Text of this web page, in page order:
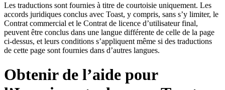
Les traductions sont fournies à titre de courtoisie uniquement. Les
accords juridiques conclus avec Toast, y compris, sans s’y limiter, le
Contrat commercial et le Contrat de licence d’utilisateur final,
peuvent être conclus dans une langue différente de celle de la page
ci-dessus, et leurs conditions s’appliquent même si des traductions
de cette page sont fournies dans d’autres langues.
Obtenir de l’aide pour